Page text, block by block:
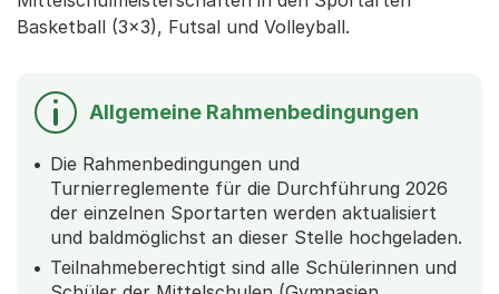
Basketball (3x3), Futsal und Volleyball.
Allgemeine Rahmenbedingungen
Die Rahmenbedingungen und
Turnierreglemente für die Durchführung 2026
der einzelnen Sportarten werden aktualisiert
und baldmöglichst an dieser Stelle hochgeladen.
Teilnahmeberechtigt sind alle Schülerinnen und